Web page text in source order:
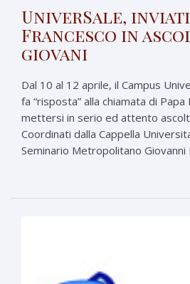
UniverSale, inviati
Francesco in
giovani
Dal 10 al 12 aprile, il Campus
fa “risposta” alla chiamata di
mettersi in serio ed attento
Coordinati dalla Cappella
Seminario Metropolitano Giovanni